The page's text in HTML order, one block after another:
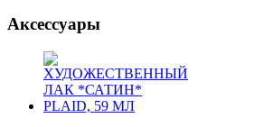
Аксессуары